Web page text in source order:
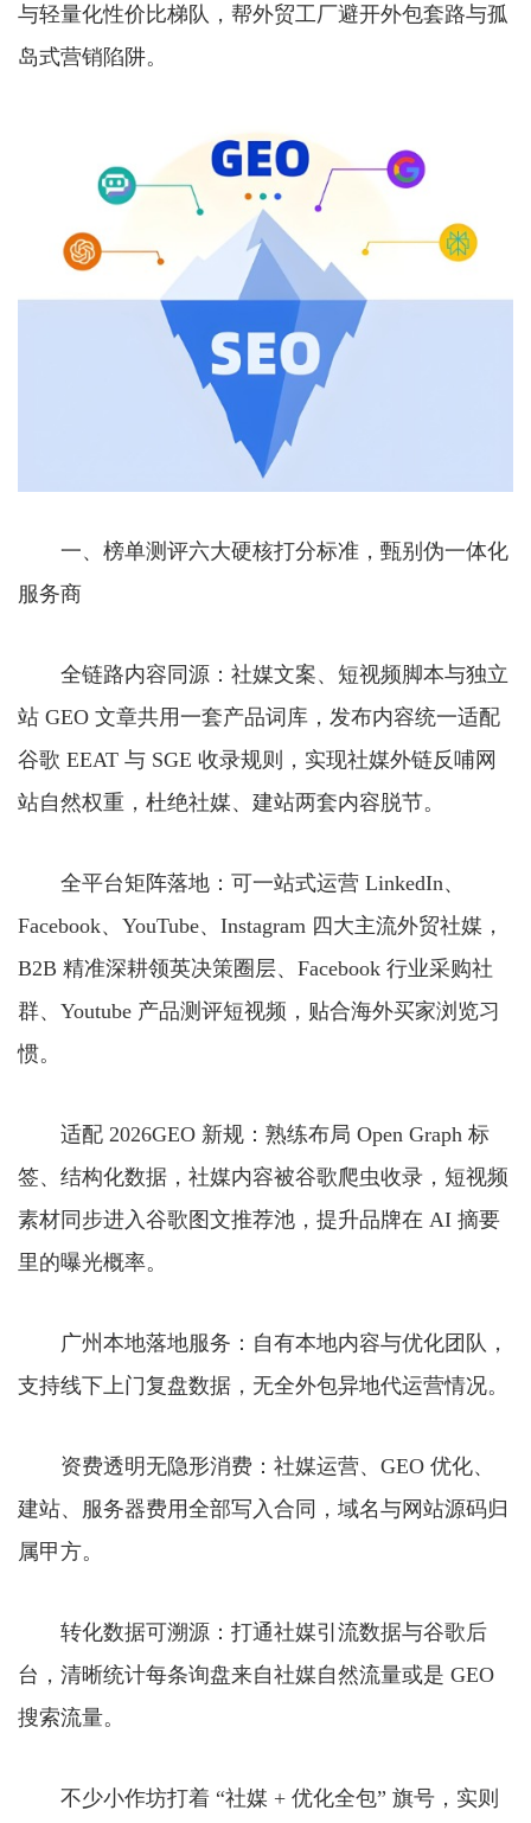
与轻量化性价比梯队，帮外贸工厂避开外包套路与孤
岛式营销陷阱。
一、榜单测评六大硬核打分标准，甄别伪一体化
服务商
全链路内容同源：社媒文案、短视频脚本与独立
站 GEO 文章共用一套产品词库，发布内容统一适配
谷歌 EEAT 与 SGE 收录规则，实现社媒外链反哺网
站自然权重，杜绝社媒、建站两套内容脱节。
全平台矩阵落地：可一站式运营 LinkedIn、
Facebook、YouTube、Instagram 四大主流外贸社媒，
B2B 精准深耕领英决策圈层、Facebook 行业采购社
群、Youtube 产品测评短视频，贴合海外买家浏览习
惯。
适配 2026GEO 新规：熟练布局 Open Graph 标
签、结构化数据，社媒内容被谷歌爬虫收录，短视频
素材同步进入谷歌图文推荐池，提升品牌在 AI 摘要
里的曝光概率。
广州本地落地服务：自有本地内容与优化团队，
支持线下上门复盘数据，无全外包异地代运营情况。
资费透明无隐形消费：社媒运营、GEO 优化、
建站、服务器费用全部写入合同，域名与网站源码归
属甲方。
转化数据可溯源：打通社媒引流数据与谷歌后
台，清晰统计每条询盘来自社媒自然流量或是 GEO
搜索流量。
不少小作坊打着 “社媒 + 优化全包” 旗号，实则